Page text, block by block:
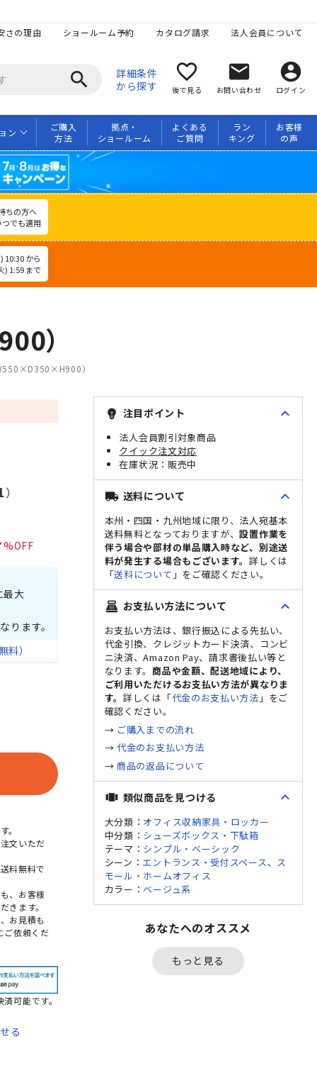
さの理由 ショールーム予約 カタログ請求 法人会員について
search
詳細条件
から探す
favorite_border
後で見る
mail
お問い合わせ
account_circle
ログイン
ン
ご購入
方法
拠点・
ショールーム
よくある
ご質問
ラン
キング
お客様
の声
ちの方へ
でも適用
10:30 から
) 1:59 まで
）
）
）
最大
ります。
料）
。
文いただ
料無料で
、お客様
きます。
お見積も
ご依頼くだ
可能です。
る
emoji_objects 注目ポイント expand_less
法人会員割引対象商品
クイック注文対応
販売中
local_shipping 送料について expand_less
本州・四国・九州地域に限り、法人宛基本
送料無料となっておりますが、設置作業を
伴う場合や部材の単品購入時など、別途送
料が発生する場合もございます。詳しくは
「送料について 」をご確認ください。
point_of_sale お支払い方法について expand_less
お支払い方法は、銀行振込による先払い、
代金引換、クレジットカード決済、コンビ
ニ決済、Amazon Pay、請求書後払い等と
なります。商品や金額、配送地域により、
ご利用いただけるお支払い方法が異なりま
す。詳しくは「代金のお支払い方法 」をご
確認ください。
→ ご購入までの流れ
→代金のお支払い方法
→ 商品の返品について
view_carousel 類似商品を見つける expand_less
大分類： オフィス収納家具・ロッカー
中分類： シューズボックス・下駄箱
テーマ： シンプル・ベーシック
シーン： エントランス・受付スペース 、 ス
モール・ホームオフィス
カラー： ベージュ系
あなたへのオススメ
もっと見る